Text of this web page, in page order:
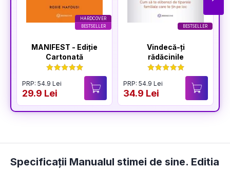
HARDCOVER
BESTSELLER
MANIFEST - Ediție
Cartonată
PRP: 54.9 Lei
29.9 Lei
BESTSELLER
Vindecă-ți
rădăcinile
PRP: 54.9 Lei
34.9 Lei
Specificații Manualul stimei de sine. Editia